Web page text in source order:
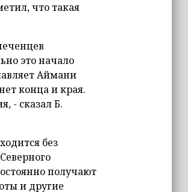
что такая
это начало
Аймани
конца и края.
- сказал Б.
без
получают
и другие